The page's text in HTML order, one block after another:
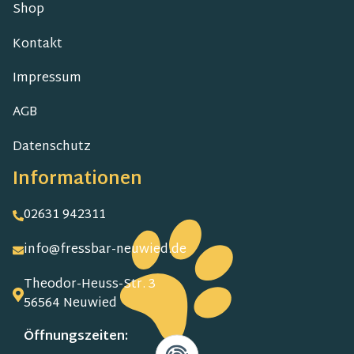
Shop
Kontakt
Impressum
AGB
Datenschutz
Informationen
02631 942311
info@fressbar-neuwied.de
Theodor-Heuss-Str. 3
56564 Neuwied
Öffnungszeiten: